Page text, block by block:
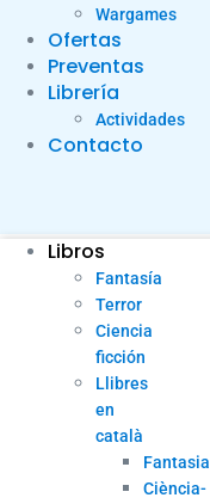
Wargames
Ofertas
Preventas
Librería
Actividades
Contacto
Libros
Fantasía
Terror
Ciencia
ficción
Llibres
en
català
Fantasia
Ciència-